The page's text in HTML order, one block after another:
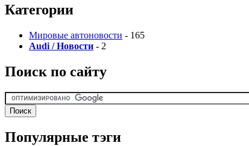
Категории
Мировые автоновости - 165
Audi / Новости - 2
Поиск по сайту
Популярные тэги